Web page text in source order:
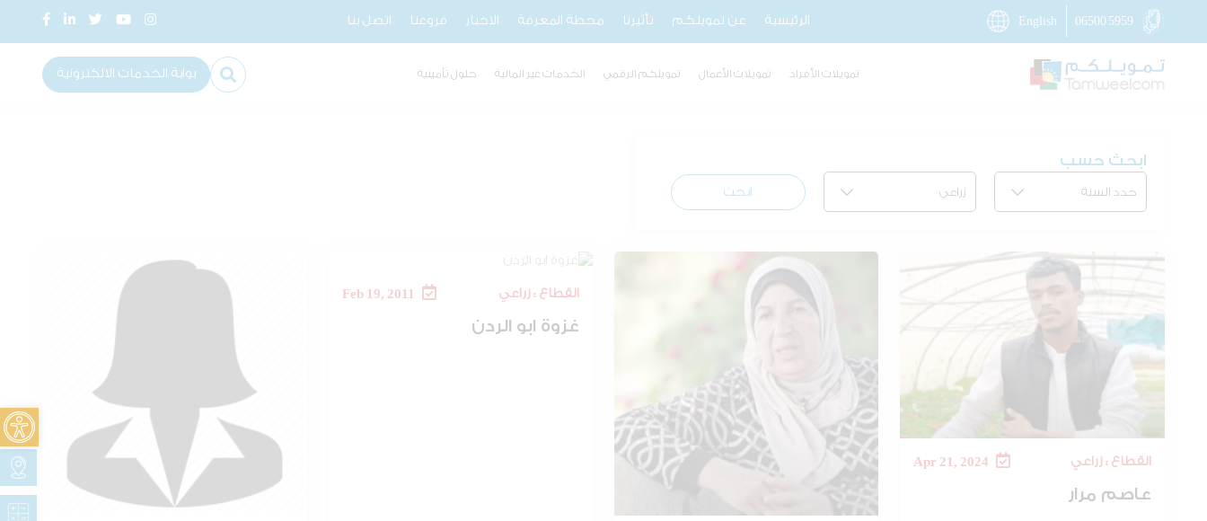
06500 5959
English الرئيسية عن تمويلكم تأثيرنا محطة المعرفة الاخبار فروعنا اتصل بنا
تمويلات الأفراد تمويلات الأعمال تمويلكم الرقمي الخدمات غير المالية حلول تأمينية بوابة الخدمات الالكترونية
ابحث حسب
ابحث
القطاع : زراعي
عاصم مرار
القطاع : زراعي
غزوة ابو الردن